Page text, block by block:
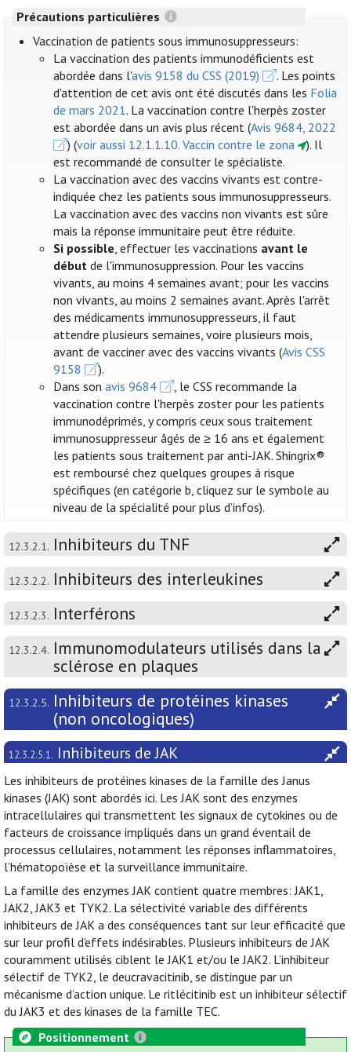
Précautions particulières
Vaccination de patients sous immunosuppresseurs:
La vaccination des patients immunodéficients est
abordée dans l'avis 9158 du CSS (2019)
. Les points
d'attention de cet avis ont été discutés dans les Folia
de mars 2021. La vaccination contre l'herpès zoster
est abordée dans un avis plus récent (Avis 9684, 2022
) (voir aussi 12.1.1.10. Vaccin contre le zona
). Il
est recommandé de consulter le spécialiste.
La vaccination avec des vaccins vivants est contre-
indiquée chez les patients sous immunosuppresseurs.
La vaccination avec des vaccins non vivants est sûre
mais la réponse immunitaire peut être réduite.
Si possible, effectuer les vaccinations avant le
début de l'immunosuppression. Pour les vaccins
vivants, au moins 4 semaines avant; pour les vaccins
non vivants, au moins 2 semaines avant. Après l'arrêt
des médicaments immunosuppresseurs, il faut
attendre plusieurs semaines, voire plusieurs mois,
avant de vacciner avec des vaccins vivants (Avis CSS
9158
).
Dans sonavis 9684
, le CSS recommande la
vaccination contre l'herpès zoster pour les patients
immunodéprimés, y compris ceux sous traitement
immunosuppresseur âgés de ≥ 16 ans et également
les patients sous traitement par anti-JAK. Shingrix®
est remboursé chez quelques groupes à risque
spécifiques (en catégorie b, cliquez sur le symbole au
niveau de la spécialité pour plus d’infos).
12.3.2.1. Inhibiteurs du TNF
12.3.2.2. Inhibiteurs des interleukines
12.3.2.3. Interférons
12.3.2.4. Immunomodulateurs utilisés dans la
sclérose en plaques
12.3.2.5. Inhibiteurs de protéines kinases
(non oncologiques)
12.3.2.5.1. Inhibiteurs de JAK
Les inhibiteurs de protéines kinases de la famille des Janus
kinases (JAK) sont abordés ici. Les JAK sont des enzymes
intracellulaires qui transmettent les signaux de cytokines ou de
facteurs de croissance impliqués dans un grand éventail de
processus cellulaires, notamment les réponses inflammatoires,
l’hématopoïèse et la surveillance immunitaire.
La famille des enzymes JAK contient quatre membres: JAK1,
JAK2, JAK3 et TYK2. La sélectivité variable des différents
inhibiteurs de JAK a des conséquences tant sur leur efficacité que
sur leur profil d’effets indésirables. Plusieurs inhibiteurs de JAK
couramment utilisés ciblent le JAK1 et/ou le JAK2. L’inhibiteur
sélectif de TYK2, le deucravacitinib, se distingue par un
mécanisme d’action unique. Le ritlécitinib est un inhibiteur sélectif
du JAK3 et des kinases de la famille TEC.
Positionnement